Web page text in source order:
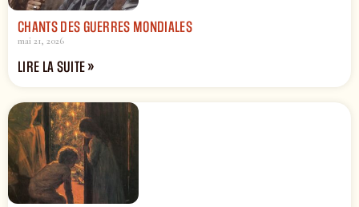
CHANTS DES GUERRES MONDIALES
mai 21, 2026
LIRE LA SUITE »